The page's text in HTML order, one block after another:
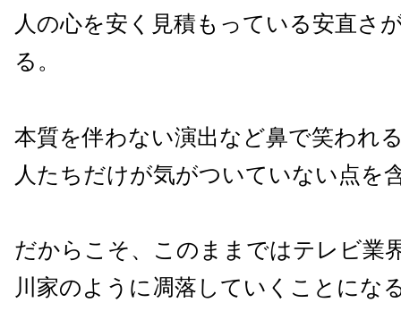
人の心を安く見積もっている安直さ
る。
本質を伴わない演出など鼻で笑われ
人たちだけが気がついていない点を
だからこそ、このままではテレビ業
川家のように凋落していくことにな